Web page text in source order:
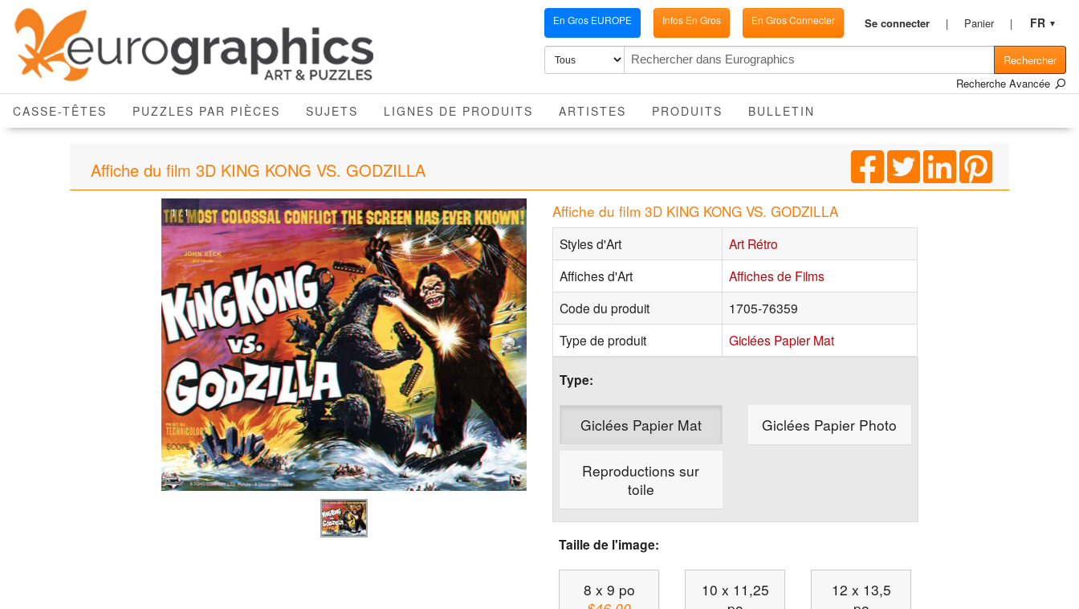
En Gros EUROPE Infos En Gros En Gros Connecter Se connecter Panier FR ▼
Rechercher
Recherche Avancée
CASSE-TÊTES PUZZLES PAR PIÈCES SUJETS LIGNES DE PRODUITS ARTISTES PRODUITS BULLETIN
Affiche du film 3D KING KONG VS. GODZILLA
1 / 1 Affiche du film 3D KING KONG VS. GODZILLA
Styles d'Art
Art Rétro
Affiches d'Art
Affiches de Films
Code du produit
1705-76359
Type de produit
Giclées Papier Mat
Type:
Giclées Papier Mat Giclées Papier Photo
Reproductions sur
toile
Taille de l'image:
8 x 9 po
10 x 11,25
12 x 13,5